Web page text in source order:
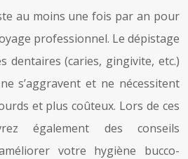
au moins une fois par an pour
professionnel. Le dépistage
dentaires (caries, gingivite, etc.)
s’aggravent et ne nécessitent
et plus coûteux. Lors de ces
également des conseils
votre hygiène bucco-